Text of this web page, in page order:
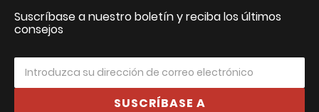
Suscríbase a nuestro boletín y reciba los últimos
consejos
SUSCRÍBASE A